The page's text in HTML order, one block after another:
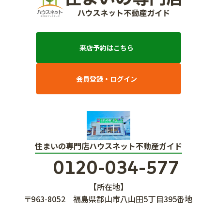
来店予約はこちら
会員登録・ログイン
住まいの専門店ハウスネット不動産ガイド
0120-034-577
【所在地】
〒963-8052
福島県郡山市八山田5丁目395番地